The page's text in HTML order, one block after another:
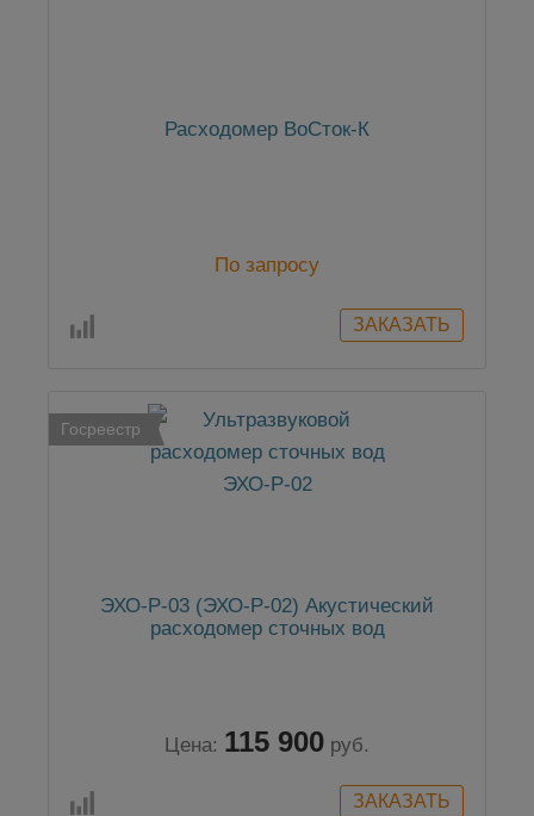
Расходомер ВоСток-К
По запросу
Госреестр
ЭХО-Р-03 (ЭХО-Р-02) Акустический
расходомер сточных вод
Цена: 115 900 руб.